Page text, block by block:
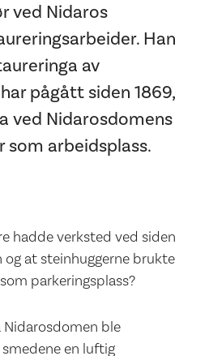
ved Nidaros
Han
av
pågått siden 1869,
ved Nidarosdomens
som arbeidsplass.
hadde verksted ved siden
og at steinhuggerne brukte
parkeringsplass?
ble
en luftig